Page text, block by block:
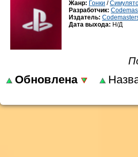
Жанр: Гонки /
Разработчик:
Издатель:
Дата выхода: Н/Д
Обновлена